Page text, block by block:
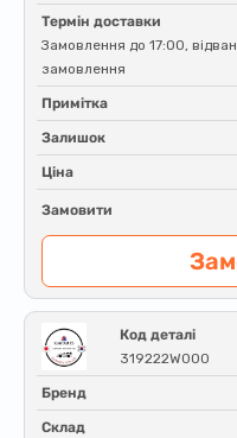
Термін доставки
Замовлення до 17:00,
замовлення
Примітка
Залишок
Ціна
Замовити
Код деталі
319222W000
Бренд
Склад